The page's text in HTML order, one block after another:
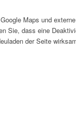
Maps und
Sie, dass eine
der Seite